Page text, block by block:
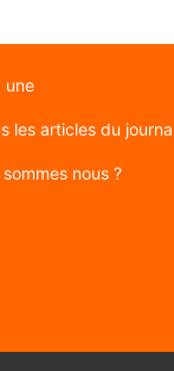
une
les articles du
nous ?